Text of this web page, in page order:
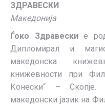
ЗДРАВЕСКИ
Македонија
Ѓоко Здравеские
Дипломирал и
македонска
книжевности при
Конески“ –
македонски јазик на